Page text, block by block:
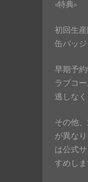
«特典»
初回生
缶バッ
早期予
ラブコ
逃しなく
その他
が異な
は公式
すめしま